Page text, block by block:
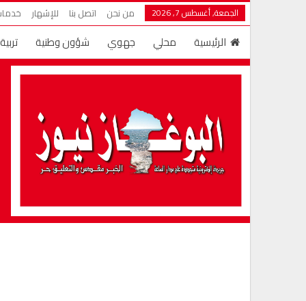
الجمعة, أغسطس 7, 2026 من نحن اتصل بنا للإشهار
الرئيسية محلي جهوي شؤون وطنية